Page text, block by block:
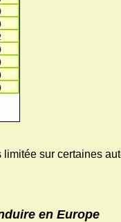
sur certaines
en Europe